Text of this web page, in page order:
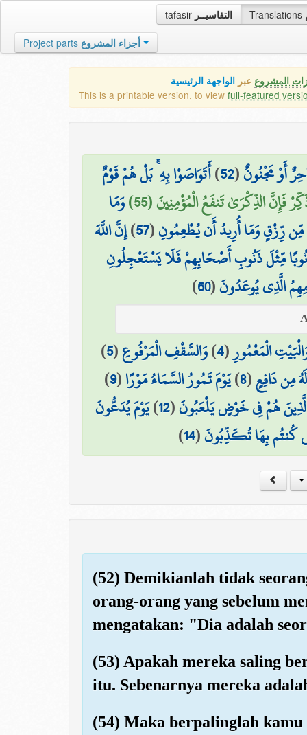
tafasir التفاسيــر Translations
Project parts أجزاء المشروع
المشروع عبر الواجهة الرئيسية
This is a printable version, to view full-featured
أَوْ مَجْنُونٌ(
52
)أَتَوَاصَوْا بِهِ ۚ بَلْ هُمْ قَوْمٌ
فَإِنَّ الذِّكْرَىٰ تَنفَعُ الْمُؤْمِنِينَ (55)
وَمَا
مِّن رِّزْقٍ وَمَا أُرِيدُ أَن يُطْعِمُونِ(
57
)إِنَّ اللَّهَ
مِّثْلَ ذَنُوبِ أَصْحَابِهِمْ فَلَا يَسْتَعْجِلُونِ
الَّذِي يُوعَدُونَ(
60
)
الْمَعْمُورِ(
4
)وَالسَّقْفِ الْمَرْفُوعِ(
5
)
مِن دَافِعٍ(
8
)يَوْمَ تَمُورُ السَّمَاءُ مَوْرًا(
9
)
هُمْ فِي خَوْضٍ يَلْعَبُونَ(
12
)يَوْمَ يُدَعُّونَ
كُنتُم بِهَا تُكَذِّبُونَ(
14
)
(52) Demikianlah tidak
orang-orang yang sebelum
mengatakan: "Dia adalah
(53) Apakah mereka saling
itu. Sebenarnya mereka
(54) Maka berpalinglah